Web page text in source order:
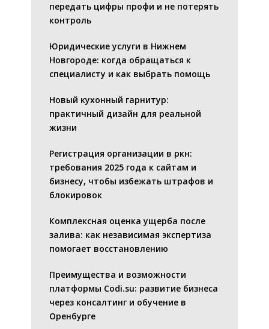
передать цифры профи и не потерять
контроль
Юридические услуги в Нижнем
Новгороде: когда обращаться к
специалисту и как выбрать помощь
Новый кухонный гарнитур:
практичный дизайн для реальной
жизни
Регистрация организации в ркн:
требования 2025 года к сайтам и
бизнесу, чтобы избежать штрафов и
блокировок
Комплексная оценка ущерба после
залива: как независимая экспертиза
помогает восстановлению
Преимущества и возможности
платформы Codi.su: развитие бизнеса
через консалтинг и обучение в
Оренбурге